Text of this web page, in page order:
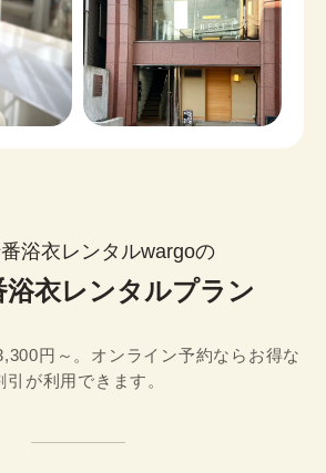
浴衣レンタルwargoの
浴衣レンタルプラン
円～。オンライン予約ならお得な
引が利用できます。